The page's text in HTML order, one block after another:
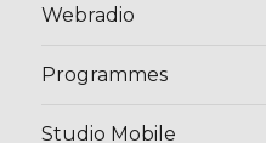
Webradio
Programmes
Studio Mobile